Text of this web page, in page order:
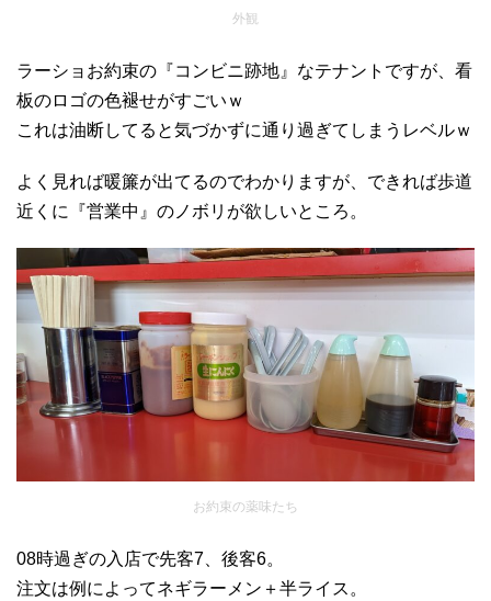
外観
ラーショお約束の『コンビニ跡地』なテナントですが、看
板のロゴの色褪せがすごいｗ
これは油断してると気づかずに通り過ぎてしまうレベルｗ
よく見れば暖簾が出てるのでわかりますが、できれば歩道
近くに『営業中』のノボリが欲しいところ。
お約束の薬味たち
08時過ぎの入店で先客7、後客6。
注文は例によってネギラーメン＋半ライス。